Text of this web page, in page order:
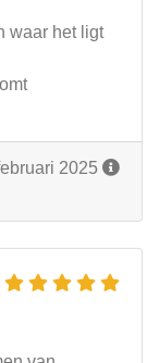
waar het ligt
2025